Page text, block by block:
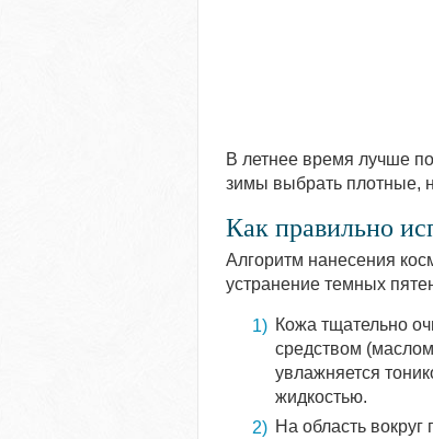
В летнее время лучше
зимы выбрать плотные,
Как правильно
Алгоритм нанесения
устранение темных
Кожа тщательно
средством
увлажняется
жидкостью.
На область